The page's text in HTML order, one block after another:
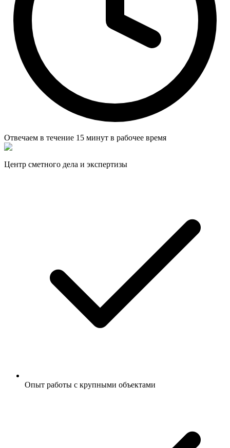
Отвечаем в течение 15 минут в рабочее время
Центр сметного дела и экспертизы
Опыт работы с крупными объектами